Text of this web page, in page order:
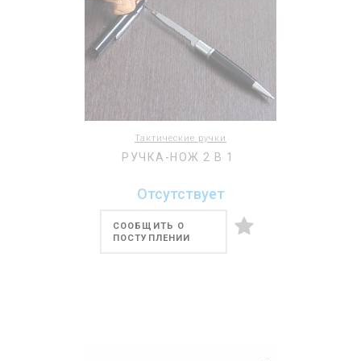
Тактические ручки
РУЧКА-НОЖ 2 В 1
Отсутствует
СООБЩИТЬ О
ПОСТУПЛЕНИИ